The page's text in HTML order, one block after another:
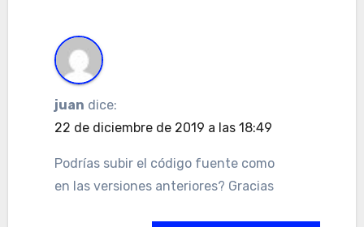
juan dice:
22 de diciembre de 2019 a las 18:49
Podrías subir el código fuente como
en las versiones anteriores? Gracias